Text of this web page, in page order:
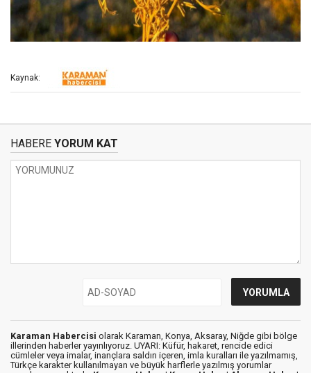
Kaynak:
HABERE YORUM KAT
Karaman Habercisi olarak Karaman, Konya, Aksaray, Niğde gibi bölge
illerinden haberler yayınlıyoruz. UYARI: Küfür, hakaret, rencide edici
cümleler veya imalar, inançlara saldırı içeren, imla kuralları ile yazılmamış,
Türkçe karakter kullanılmayan ve büyük harflerle yazılmış yorumlar